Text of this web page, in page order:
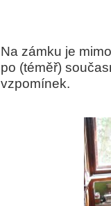
Na zámku je
po (téměř)
vzpomínek.